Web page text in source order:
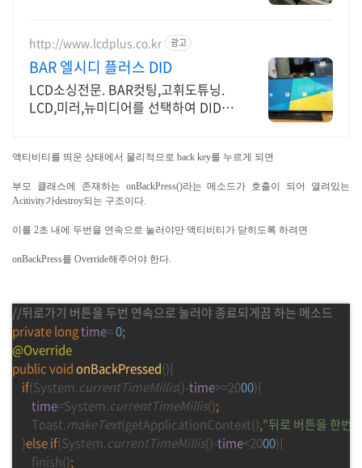
http://www.lcdplus.co.kr 광고
BAR 엘시디 플러스 DID
LCD소싱전문. BAR컷팅,고휘도튜닝.
LCD,미러,뉴미디어를 선택하여 DID제
액티비티를 띄운 상태에서 물리적으로 back key를 누르게 되면
부모 클래스에 존재하는 onBackPress()라는 메소드가 호출이 되어 열려있는
Acitivity가destroy되는 구조이다.
이를 2초 내에 두번을 연속으로 눌러야만 액티비티가 닫히도록 하려면
onBackPress를 Override해주어야 한다.
//뒤로가기 버튼을 두번 연속으로 눌러야 종료되게끔 하는 메소드
private long time= 0;
@Override
public void onBackPressed(){
if(System.currentTimeMillis()-time>=2000){
time=System.currentTimeMillis();
Toast.makeText(getApplicationContext(),"뒤로 버튼을 한번
}else if(System.currentTimeMillis()-time<2000){
        finish()
;